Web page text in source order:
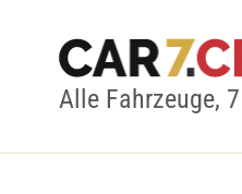
Alle Fahrzeuge,